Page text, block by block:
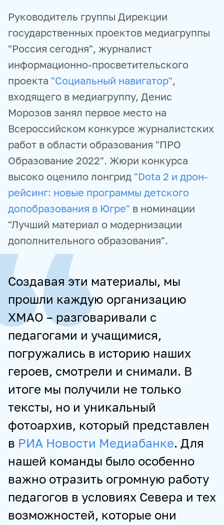
Руководитель группы Дирекции
государственных проектов медиагруппы
"Россия сегодня", журналист
информационно-просветительского
проекта "Социальный навигатор",
входящего в медиагруппу, Денис
Морозов занял первое место на
Всероссийском конкурсе журналистских
работ в области образования "ПРО
Образование 2022". Жюри конкурса
высоко оценило лонгрид "Dota 2 и дрон-
рейсинг: новые программы детского
допобразования в Югре" в номинации
"Лучший материал о модернизации
дополнительного образования".
Создавая эти материалы, мы
прошли каждую организацию
ХМАО – разговаривали с
педагогами и учащимися,
погружались в историю наших
героев, смотрели и снимали. В
итоге мы получили не только
тексты, но и уникальный
фотоархив, который представлен
в РИА Новости Медиабанке. Для
нашей команды было особенно
важно отразить огромную работу
педагогов в условиях Севера и тех
возможностей, которые они